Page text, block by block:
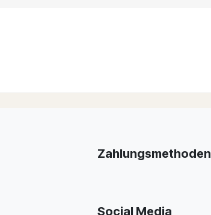
Zahlungsmethoden
Social Media